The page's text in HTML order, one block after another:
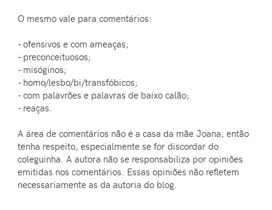
O mesmo vale para comentários:
- ofensivos e com ameaças;
- preconceituosos;
- misóginos;
- homo/lesbo/bi/transfóbicos;
- com palavrões e palavras de baixo calão;
- reaças.
A área de comentários não é a casa da mãe Joana, então
tenha respeito, especialmente se for discordar do
coleguinha. A autora não se responsabiliza por opiniões
emitidas nos comentários. Essas opiniões não refletem
necessariamente as da autoria do blog.